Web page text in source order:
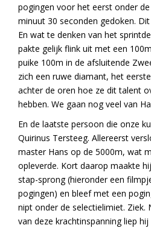
pogingen voor het eerst onder
minuut 30 seconden gedoken.
En wat te denken van het
pakte gelijk flink uit met een
puike 100m in de afsluitende
zich een ruwe diamant, het
achter de oren hoe ze dit talent
hebben. We gaan nog veel van
En de laatste persoon die onze
Quirinus Tersteeg. Allereerst
master Hans op de 5000m, wat
opleverde. Kort daarop maakte
stap-sprong (hieronder een
pogingen) en bleef met een
nipt onder de selectielimiet. Ziek.
van deze krachtinspanning liep